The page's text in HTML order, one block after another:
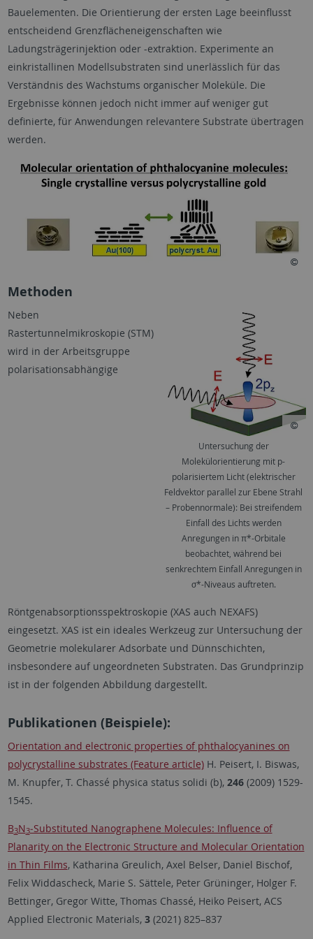
Bauelementen. Die Orientierung der ersten Lage beeinflusst
entscheidend Grenzflächeneigenschaften wie
Ladungsträgerinjektion oder -extraktion. Experimente an
einkristallinen Modellsubstraten sind unerlässlich für das
Verständnis des Wachstums organischer Moleküle. Die
Ergebnisse können jedoch nicht immer auf weniger gut
definierte, für Anwendungen relevantere Substrate übertragen
werden.
Methoden
Untersuchung der
Molekülorientierung mit p-
polarisiertem Licht (elektrischer
Feldvektor parallel zur Ebene Strahl
– Probennormale): Bei streifendem
Einfall des Lichts werden
Anregungen in π*-Orbitale
beobachtet, während bei
senkrechtem Einfall Anregungen in
σ*-Niveaus auftreten.
Neben
Rastertunnelmikroskopie (STM)
wird in der Arbeitsgruppe
polarisationsabhängige
Röntgenabsorptionsspektroskopie (XAS auch NEXAFS)
eingesetzt. XAS ist ein ideales Werkzeug zur Untersuchung der
Geometrie molekularer Adsorbate und Dünnschichten,
insbesondere auf ungeordneten Substraten. Das Grundprinzip
ist in der folgenden Abbildung dargestellt.
Publikationen (Beispiele):
Orientation and electronic properties of phthalocyanines on
polycrystalline substrates (Feature article)H. Peisert, I. Biswas,
M. Knupfer, T. Chassé physica status solidi (b), 246 (2009) 1529-
1545.
B3N3‑Substituted Nanographene Molecules: Influence of
Planarity on the Electronic Structure and Molecular Orientation
in Thin Films, Katharina Greulich, Axel Belser, Daniel Bischof,
Felix Widdascheck, Marie S. Sättele, Peter Grüninger, Holger F.
Bettinger, Gregor Witte, Thomas Chassé, Heiko Peisert, ACS
Applied Electronic Materials, 3(2021) 825–837